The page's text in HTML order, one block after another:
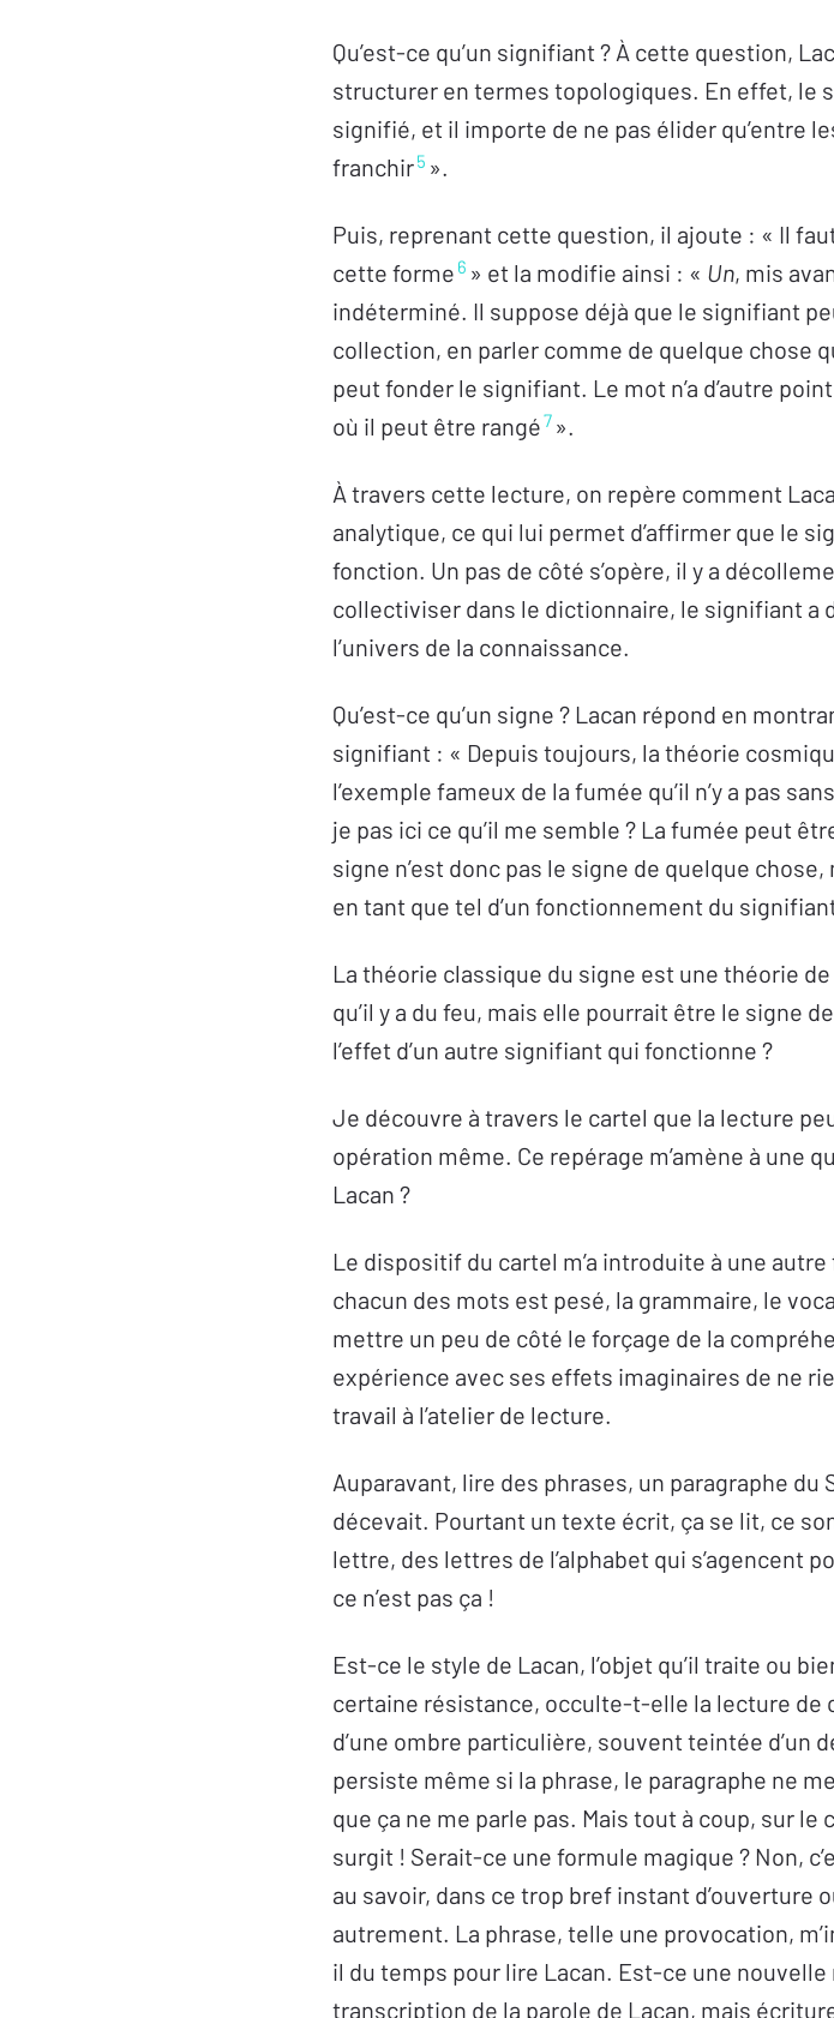
Qu’est-ce qu’un signifiant ? À cette question,
structurer en termes topologiques. En effet, le
signifié, et il importe de ne pas élider qu’entre
franchir5 ».
Puis, reprenant cette question, il ajoute : « Il
cette forme 6 » et la modifie ainsi : « Un, mis
indéterminé. Il suppose déjà que le signifiant
collection, en parler comme de quelque chose
peut fonder le signifiant. Le mot n’a d’autre
où il peut être rangé7 ».
À travers cette lecture, on repère comment
analytique, ce qui lui permet d’affirmer que le
fonction. Un pas de côté s’opère, il y a
collectiviser dans le dictionnaire, le signifiant a
l’univers de la connaissance.
Qu’est-ce qu’un signe ? Lacan répond en
signifiant : « Depuis toujours, la théorie
l’exemple fameux de la fumée qu’il n’y a pas
je pas ici ce qu’il me semble ? La fumée peut
signe n’est donc pas le signe de quelque
en tant que tel d’un fonctionnement du
La théorie classique du signe est une théorie
qu’il y a du feu, mais elle pourrait être le signe
l’effet d’un autre signifiant qui fonctionne ?
Je découvre à travers le cartel que la lecture
opération même. Ce repérage m’amène à une
Lacan ?
Le dispositif du cartel m’a introduite à une
chacun des mots est pesé, la grammaire, le
mettre un peu de côté le forçage de la
expérience avec ses effets imaginaires de ne
travail à l’atelier de lecture.
Auparavant, lire des phrases, un paragraphe
décevait. Pourtant un texte écrit, ça se lit, ce
lettre, des lettres de l’alphabet qui s’agencent
ce n’est pas ça !
Est-ce le style de Lacan, l’objet qu’il traite ou
certaine résistance, occulte-t-elle la lecture de
d’une ombre particulière, souvent teintée d’un
persiste même si la phrase, le paragraphe ne
que ça ne me parle pas. Mais tout à coup, sur
surgit ! Serait-ce une formule magique ? Non,
au savoir, dans ce trop bref instant d’ouverture
autrement. La phrase, telle une provocation,
il du temps pour lire Lacan. Est-ce une
transcription de la parole de Lacan, mais